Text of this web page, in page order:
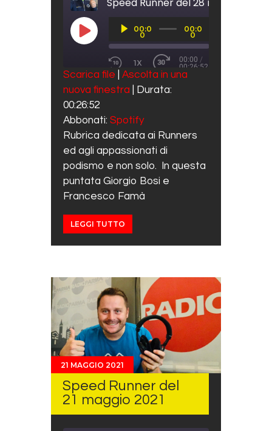
Speed Runner del 28 maggio 2021
PLAY EPISODE
Audio
Player00:0
0
00:0
0
REWIND 10 SECONDS
1X
FAST FORWARD 30
00:00 /
00:26:52
SUBSCRIBE SHARE
Spotify
RSS FEED
SHARE
LINK
EMBED
Scarica file
Ascolta in una
nuova finestra
Durata:
00:26:52
Abbonati: Spotify
Rubrica dedicata ai Runners
ed agli appassionati di
podismo e non solo. In questa
puntata Giorgio Bosi e
Francesco Famà
LEGGI TUTTO
21 MAGGIO 2021
Speed Runner del
21 maggio 2021